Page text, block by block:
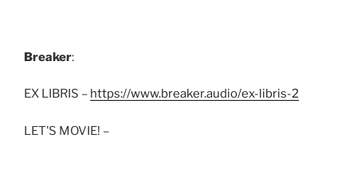
Breaker:
EX LIBRIS – https://www.breaker.audio/ex-libris-2
LET’S MOVIE! –